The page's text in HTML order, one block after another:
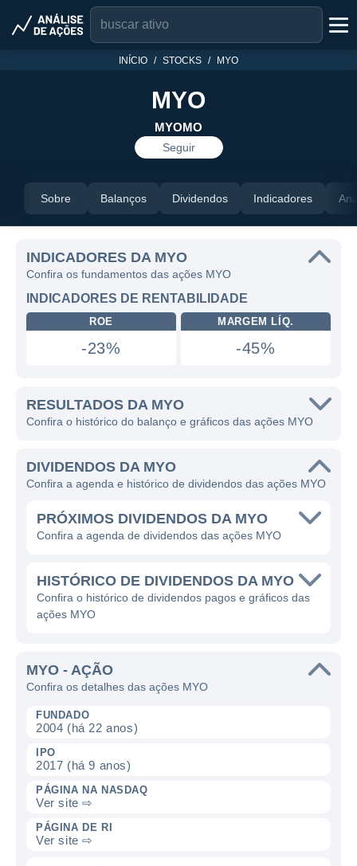
INÍCIO STOCKS MYO
MYO
MYOMO
Seguir
Sobre Balanços Dividendos Indicadores
INDICADORES DA MYO
Confira os fundamentos das ações MYO
INDICADORES DE RENTABILIDADE
ROE
-23%
MARGEM LÍQ.
-45%
RESULTADOS DA MYO
Confira o histórico do balanço e gráficos das ações MYO
DIVIDENDOS DA MYO
Confira a agenda e histórico de dividendos das ações MYO
PRÓXIMOS DIVIDENDOS DA MYO
Confira a agenda de dividendos das ações MYO
HISTÓRICO DE DIVIDENDOS DA MYO
Confira o histórico de dividendos pagos e gráficos das
ações MYO
MYO - AÇÃO
Confira os detalhes das ações MYO
FUNDADO
2004 (há 22 anos)
IPO
2017 (há 9 anos)
PÁGINA NA NASDAQ
Ver site ⇨
PÁGINA DE RI
Ver site ⇨